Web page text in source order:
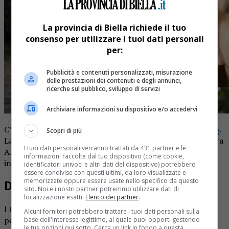
C’è un indagato nella vicenda della morte di Franca Musso.
La donna uccisa e gettata in una valigia nelle campagne tra
Alce Castello e Cavaglià (leggi anche). Adesso c’è un uomo
indagato.
Donna uccisa
I Carabinieri di Vercelli hanno indagato in stato di libertà
per l’occultamento del corpo di Franca Musso. Si tratta di
La provincia di Biella richiede il tuo
consenso per utilizzare i tuoi dati personali
per:
Pubblicità e contenuti personalizzati, misurazione
delle prestazioni dei contenuti e degli annunci,
ricerche sul pubblico, sviluppo di servizi
Archiviare informazioni su dispositivo e/o accedervi
Scopri di più
I tuoi dati personali verranno trattati da 431 partner e le
informazioni raccolte dal tuo dispositivo (come cookie,
identificatori univoci e altri dati del dispositivo) potrebbero
essere condivise con questi ultimi, da loro visualizzate e
memorizzate oppure essere usate nello specifico da questo
sito. Noi e i nostri partner potremmo utilizzare dati di
localizzazione esatti. Elenco dei partner.
Alcuni fornitori potrebbero trattare i tuoi dati personali sulla
base dell'interesse legittimo, al quale puoi opporti gestendo